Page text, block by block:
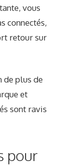
vous
connectés,
retour sur
de plus de
et
sont ravis
pour